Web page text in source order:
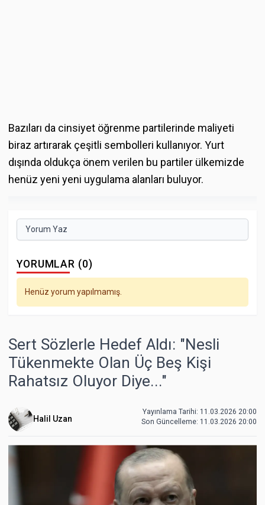
Bazıları da cinsiyet öğrenme partilerinde maliyeti
biraz artırarak çeşitli sembolleri kullanıyor. Yurt
dışında oldukça önem verilen bu partiler ülkemizde
henüz yeni yeni uygulama alanları buluyor.
Yorum Yaz
YORUMLAR (0)
Henüz yorum yapılmamış.
Sert Sözlerle Hedef Aldı: "Nesli
Tükenmekte Olan Üç Beş Kişi
Rahatsız Oluyor Diye..."
Halil Uzan
Yayınlama Tarihi: 11.03.2026 20:00
Son Güncelleme: 11.03.2026 20:00